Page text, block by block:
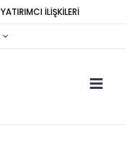
YATIRIMCI İLİŞKİLERİ